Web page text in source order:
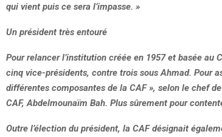
qui vient puis ce sera l’impasse. »
Un président très entouré
Pour relancer l’institution créée en 1957 et basée au
cinq vice-présidents, contre trois sous Ahmad. Pour
différentes composantes de la CAF », selon le chef
CAF, Abdelmounaïm Bah. Plus sûrement pour
Outre l’élection du président, la CAF désignait